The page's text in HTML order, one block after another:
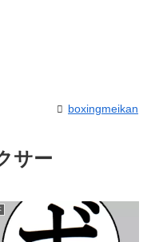
boxingmeikan
サー